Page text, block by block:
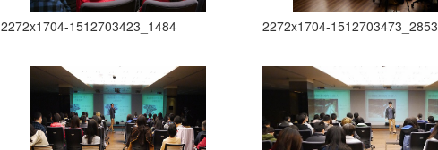
2272x1704-1512703423_1484 2272x1704-1512703473_2853